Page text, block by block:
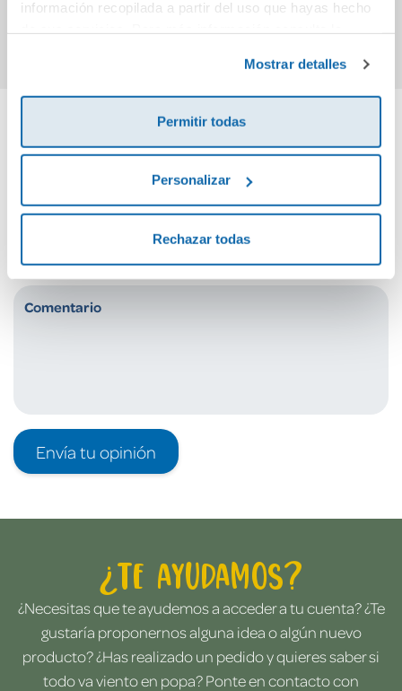
información recopilada a partir del uso que hayas hecho
Mostrar detalles
Permitir todas
Personalizar
Rechazar todas
Cuéntanos tu opinión
Debes iniciar sesión para poder valorarlo
Envía tu opinión
¿Te ayudamos?
¿Necesitas que te ayudemos a acceder a tu cuenta? ¿Te
gustaría proponernos alguna idea o algún nuevo
producto? ¿Has realizado un pedido y quieres saber si
todo va viento en popa? Ponte en contacto con